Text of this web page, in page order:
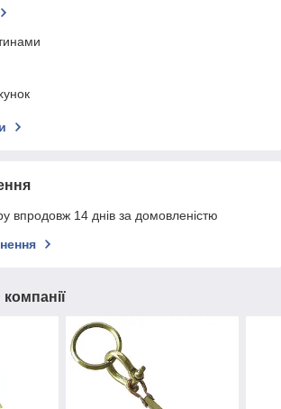
впродовж 14 днів за домовленістю